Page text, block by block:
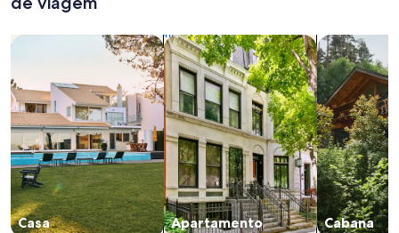
Casa
Busque casas
Apartamento
Busque apartamentos
Cabana
buscar